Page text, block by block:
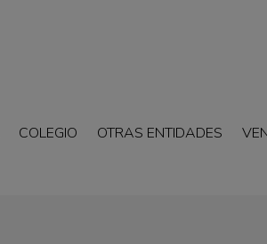
COLEGIO OTRAS ENTIDADES